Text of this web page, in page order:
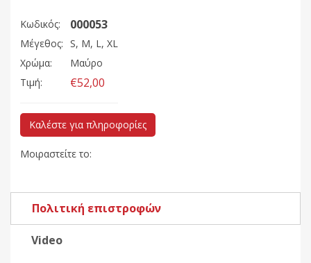
Κωδικός: 000053
Μέγεθος: S, M, L, XL
Χρώμα:
Μαύρο
Τιμή:
€52,00
Καλέστε για πληροφορίες
Μοιραστείτε το:
Πολιτική επιστροφών
Video